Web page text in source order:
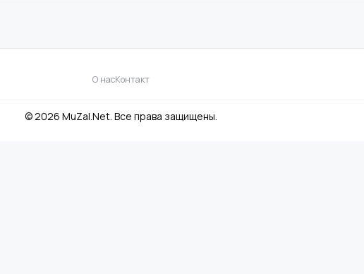
О насКонтакт
© 2026 MuZal.Net. Все права защищены.